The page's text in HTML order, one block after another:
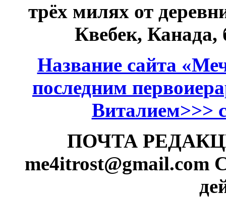
трёх милях от
Квебек,
Название сайта
последним
Виталием>>>
ПОЧТА
me4itrost@gmail.com